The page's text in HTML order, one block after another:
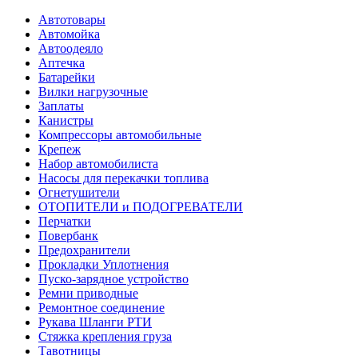
Автотовары
Автомойка
Автоодеяло
Аптечка
Батарейки
Вилки нагрузочные
Заплаты
Канистры
Компрессоры автомобильные
Крепеж
Набор автомобилиста
Насосы для перекачки топлива
Огнетушители
ОТОПИТЕЛИ и ПОДОГРЕВАТЕЛИ
Перчатки
Повербанк
Предохранители
Прокладки Уплотнения
Пуско-зарядное устройство
Ремни приводные
Ремонтное соединение
Рукава Шланги РТИ
Стяжка крепления груза
Тавотницы